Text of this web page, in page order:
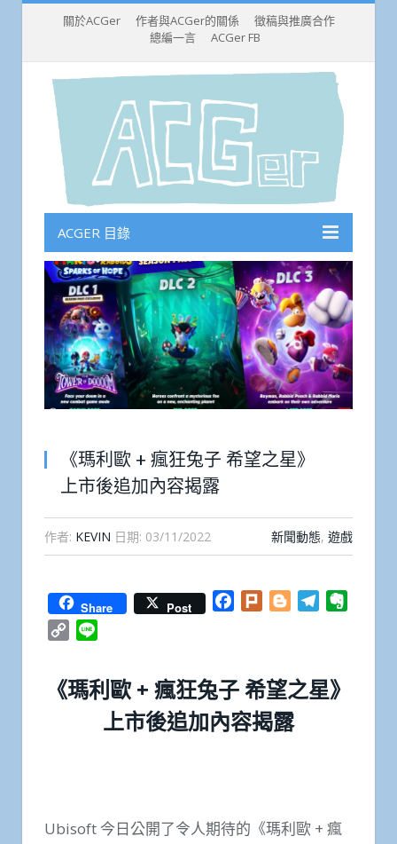
關於ACGer 作者與ACGer的關係
徵稿與推廣合作
總編一言
ACGer FB
ACGER 目錄
《瑪利歐 + 瘋狂兔子 希望之星》
上市後追加內容揭露
作者: KEVIN 日期: 03/11/2022 新聞動態, 遊戲
Share Post Facebook
Plurk BloggerTelegram
Copy
《瑪利歐 + 瘋狂兔子 希望之星》
上市後追加內容揭露
Ubisoft 今日公開了令人期待的《瑪利歐 + 瘋